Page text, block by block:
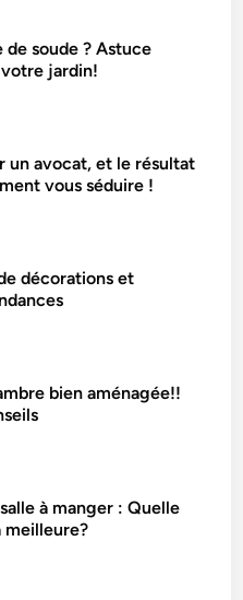
de soude ? Astuce
jardin!
un avocat, et le résultat
vous séduire !
décorations et
bien aménagée!!
à manger : Quelle
meilleure?